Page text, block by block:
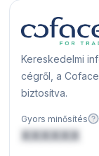
Kereskedelmi
cégről, a
biztosítva.
Gyors minősítés
XXXXXX